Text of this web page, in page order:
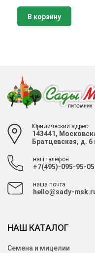
В корзину
Юридический адрес:
143441,
Братцевская, д. 6
наш телефон
+7(495)-095-95-05
наша почта
hello@sady-
НАШ КАТАЛОГ
Семена и мицелии